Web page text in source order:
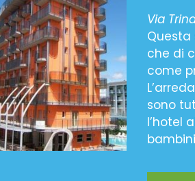
Via
che di
come
sono
l’hotel